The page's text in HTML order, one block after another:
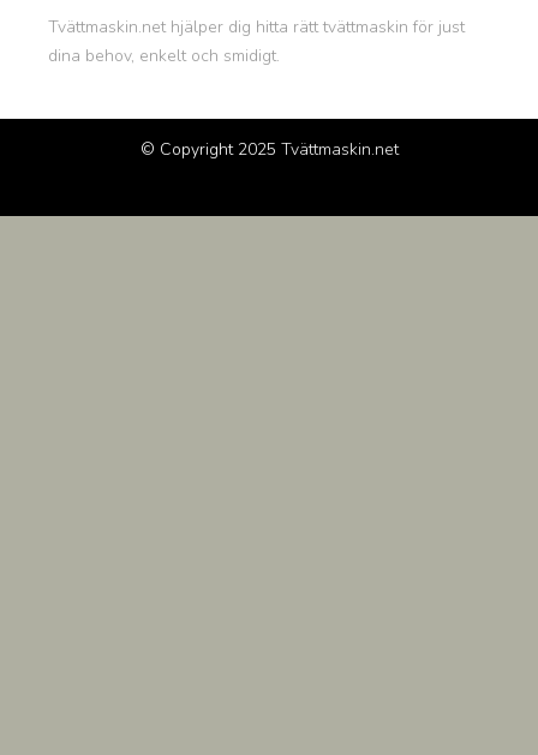
Tvättmaskin.net hjälper dig hitta rätt tvättmaskin för just
dina behov, enkelt och smidigt.
© Copyright 2025 Tvättmaskin.net